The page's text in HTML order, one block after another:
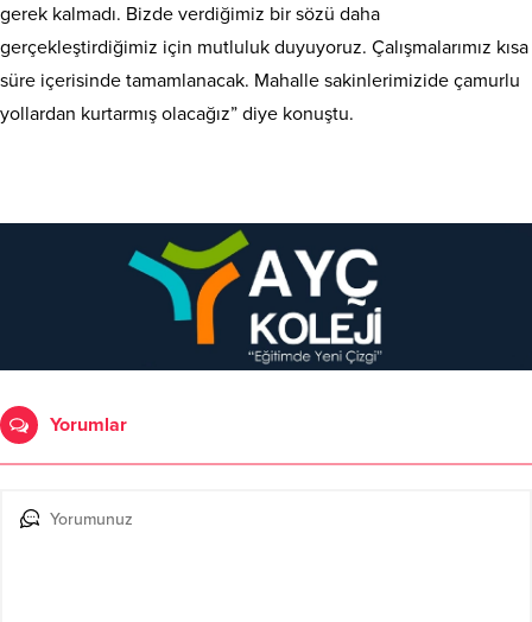
gerek kalmadı. Bizde verdiğimiz bir sözü daha
gerçekleştirdiğimiz için mutluluk duyuyoruz. Çalışmalarımız kısa
süre içerisinde tamamlanacak. Mahalle sakinlerimizide çamurlu
yollardan kurtarmış olacağız” diye konuştu.
Yorumlar